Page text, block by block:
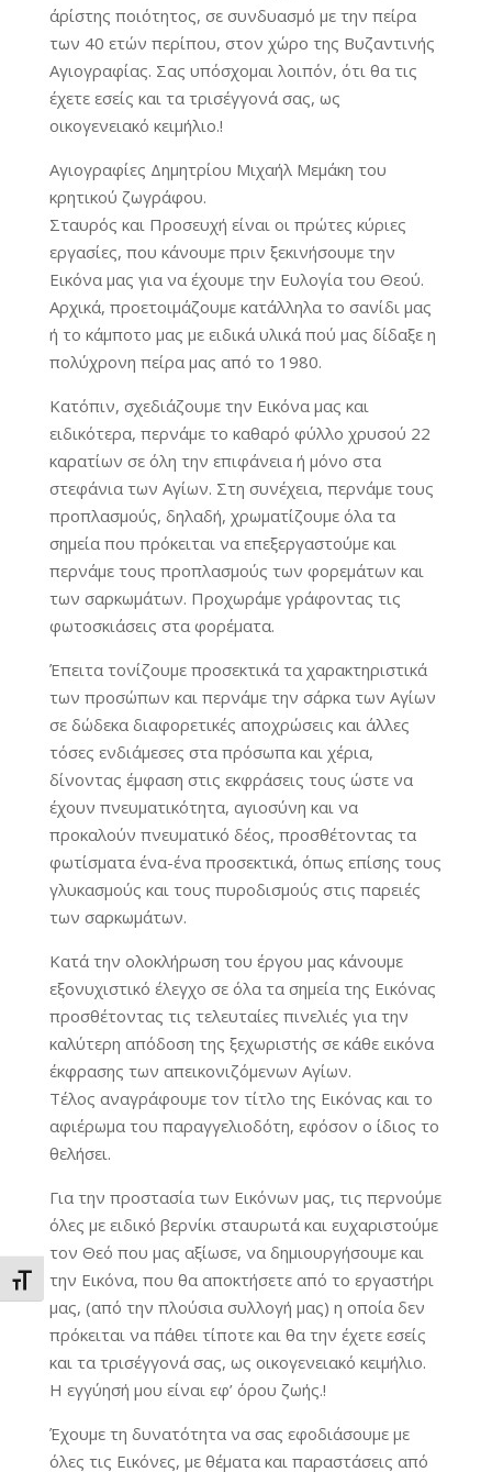
Εναλλαγή Μεγέθους Γραμμάτων
άρίστης ποιότητος, σε συνδυασμό με την πείρα
των 40 ετών περίπου, στον χώρο της Βυζαντινής
Αγιογραφίας. Σας υπόσχομαι λοιπόν, ότι θα τις
έχετε εσείς και τα τρισέγγονά σας, ως
οικογενειακό κειμήλιο.!
Αγιογραφίες Δημητρίου Μιχαήλ Μεμάκη του
κρητικού ζωγράφου.
Σταυρός και Προσευχή είναι οι πρώτες κύριες
εργασίες, που κάνουμε πριν ξεκινήσουμε την
Εικόνα μας για να έχουμε την Ευλογία του Θεού.
Αρχικά, προετοιμάζουμε κατάλληλα το σανίδι μας
ή το κάμποτο μας με ειδικά υλικά πού μας δίδαξε η
πολύχρονη πείρα μας από το 1980.
Κατόπιν, σχεδιάζουμε την Εικόνα μας και
ειδικότερα, περνάμε το καθαρό φύλλο χρυσού 22
καρατίων σε όλη την επιφάνεια ή μόνο στα
στεφάνια των Αγίων. Στη συνέχεια, περνάμε τους
προπλασμούς, δηλαδή, χρωματίζουμε όλα τα
σημεία που πρόκειται να επεξεργαστούμε και
περνάμε τους προπλασμούς των φορεμάτων και
των σαρκωμάτων. Προχωράμε γράφοντας τις
φωτοσκιάσεις στα φορέματα.
Έπειτα τονίζουμε προσεκτικά τα χαρακτηριστικά
των προσώπων και περνάμε την σάρκα των Αγίων
σε δώδεκα διαφορετικές αποχρώσεις και άλλες
τόσες ενδιάμεσες στα πρόσωπα και χέρια,
δίνοντας έμφαση στις εκφράσεις τους ώστε να
έχουν πνευματικότητα, αγιοσύνη και να
προκαλούν πνευματικό δέος, προσθέτοντας τα
φωτίσματα ένα-ένα προσεκτικά, όπως επίσης τους
γλυκασμούς και τους πυροδισμούς στις παρειές
των σαρκωμάτων.
Κατά την ολοκλήρωση του έργου μας κάνουμε
εξονυχιστικό έλεγχο σε όλα τα σημεία της Εικόνας
προσθέτοντας τις τελευταίες πινελιές για την
καλύτερη απόδοση της ξεχωριστής σε κάθε εικόνα
έκφρασης των απεικονιζόμενων Αγίων.
Τέλος αναγράφουμε τον τίτλο της Εικόνας και το
αφιέρωμα του παραγγελιοδότη, εφόσον ο ίδιος το
θελήσει.
Για την προστασία των Εικόνων μας, τις περνούμε
όλες με ειδικό βερνίκι σταυρωτά και ευχαριστούμε
τον Θεό που μας αξίωσε, να δημιουργήσουμε και
την Εικόνα, που θα αποκτήσετε από το εργαστήρι
μας, (από την πλούσια συλλογή μας) η οποία δεν
πρόκειται να πάθει τίποτε και θα την έχετε εσείς
και τα τρισέγγονά σας, ως οικογενειακό κειμήλιο.
Η εγγύησή μου είναι εφ’ όρου ζωής.!
Έχουμε τη δυνατότητα να σας εφοδιάσουμε με
όλες τις Εικόνες, με θέματα και παραστάσεις από